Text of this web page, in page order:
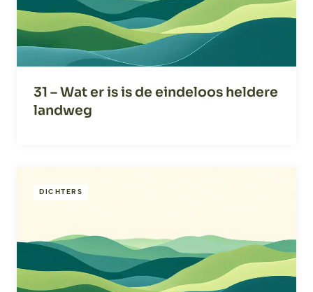
31 – Wat er is is de eindeloos heldere
landweg
DICHTERS